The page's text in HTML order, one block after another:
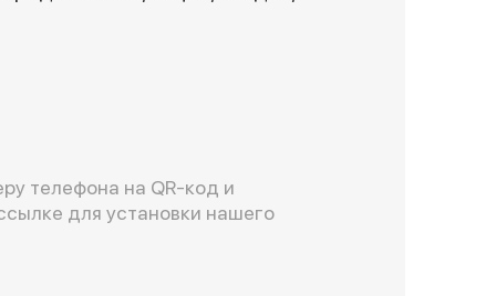
телефона на QR-код и
для установки нашего